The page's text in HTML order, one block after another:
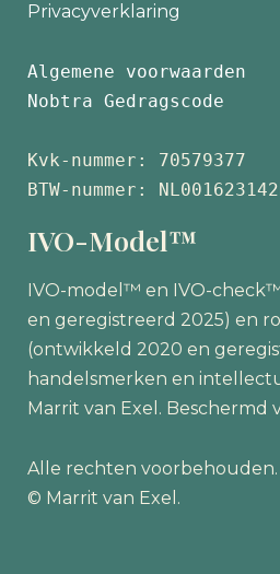
Privacyverklaring
Algemene voorwaarden
Nobtra Gedragscode
Kvk-nummer: 70579377
BTW-nummer:
IVO-Model™
IVO-model™ en IVO-
en geregistreerd 2025) en
(ontwikkeld 2020 en
handelsmerken en
Marrit van Exel. Beschermd
Alle rechten voorbehouden.
© Marrit van Exel.